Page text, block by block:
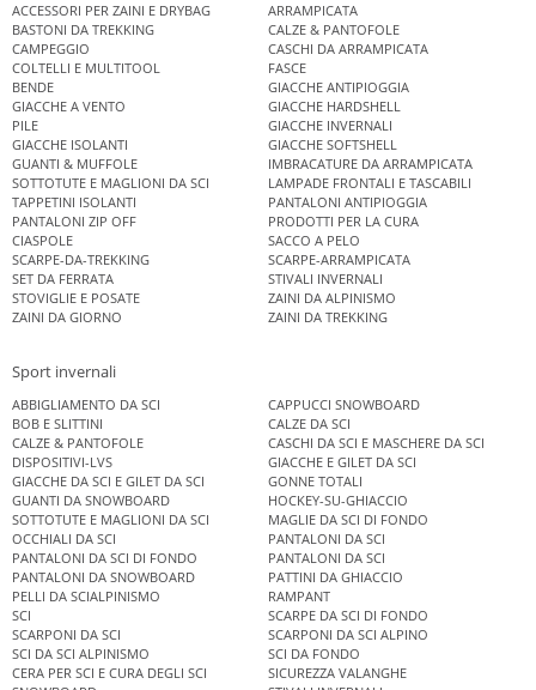
ACCESSORI PER ZAINI E DRYBAG
ARRAMPICATA
BASTONI DA TREKKING
CALZE & PANTOFOLE
CAMPEGGIO
CASCHI DA ARRAMPICATA
COLTELLI E MULTITOOL
FASCE
BENDE
GIACCHE ANTIPIOGGIA
GIACCHE A VENTO
GIACCHE HARDSHELL
PILE
GIACCHE INVERNALI
GIACCHE ISOLANTI
GIACCHE SOFTSHELL
GUANTI & MUFFOLE
IMBRACATURE DA ARRAMPICATA
SOTTOTUTE E MAGLIONI DA SCI
LAMPADE FRONTALI E TASCABILI
TAPPETINI ISOLANTI
PANTALONI ANTIPIOGGIA
PANTALONI ZIP OFF
PRODOTTI PER LA CURA
CIASPOLE
SACCO A PELO
SCARPE-DA-TREKKING
SCARPE-ARRAMPICATA
SET DA FERRATA
STIVALI INVERNALI
STOVIGLIE E POSATE
ZAINI DA ALPINISMO
ZAINI DA GIORNO
ZAINI DA TREKKING
Sport invernali
ABBIGLIAMENTO DA SCI
CAPPUCCI SNOWBOARD
BOB E SLITTINI
CALZE DA SCI
CALZE & PANTOFOLE
CASCHI DA SCI E MASCHERE DA SCI
DISPOSITIVI-LVS
GIACCHE E GILET DA SCI
GIACCHE DA SCI E GILET DA SCI
GONNE TOTALI
GUANTI DA SNOWBOARD
HOCKEY-SU-GHIACCIO
SOTTOTUTE E MAGLIONI DA SCI
MAGLIE DA SCI DI FONDO
OCCHIALI DA SCI
PANTALONI DA SCI
PANTALONI DA SCI DI FONDO
PANTALONI DA SCI
PANTALONI DA SNOWBOARD
PATTINI DA GHIACCIO
PELLI DA SCIALPINISMO
RAMPANT
SCI
SCARPE DA SCI DI FONDO
SCARPONI DA SCI
SCARPONI DA SCI ALPINO
SCI DA SCI ALPINISMO
SCI DA FONDO
CERA PER SCI E CURA DEGLI SCI
SICUREZZA VALANGHE